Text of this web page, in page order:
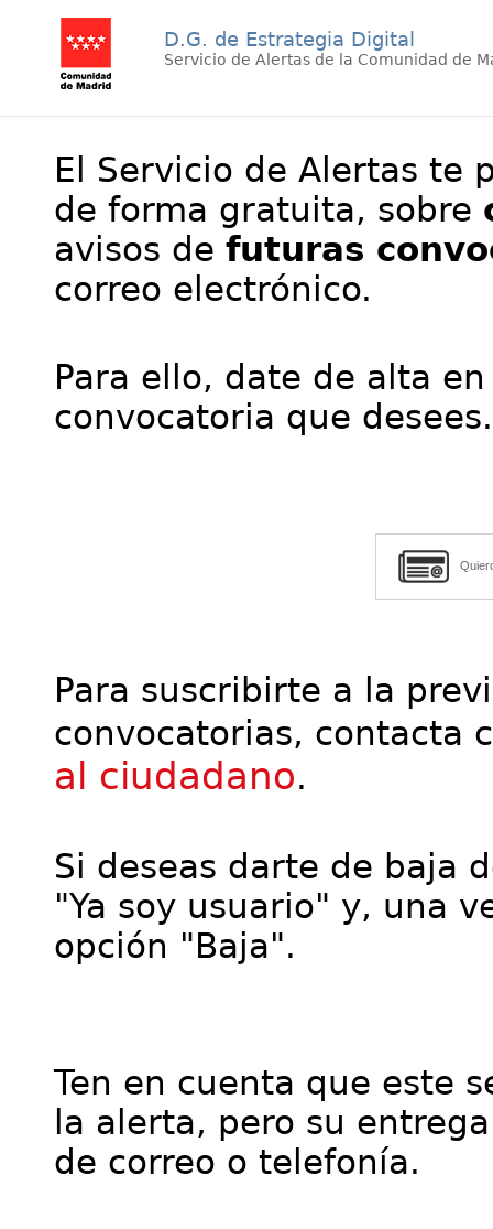
D.G. de Estrategia Digital
Servicio de Alertas de la Comunidad de
El Servicio de Alertas te
de forma gratuita, sobre
avisos de futuras
correo electrónico.
Para ello, date de alta
convocatoria que desees.
Para suscribirte a la
convocatorias, contacta
al ciudadano.
Si deseas darte de baja
"Ya soy usuario" y, una
opción "Baja".
Ten en cuenta que este
la alerta, pero su
de correo o telefonía.